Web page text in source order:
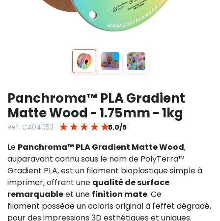
Panchroma™ PLA Gradient
Matte Wood - 1.75mm - 1kg
Ref. CA04053 ★ ★ ★ ★ ★5.0/5
Le Panchroma™ PLA Gradient Matte Wood,
auparavant connu sous le nom de PolyTerra™
Gradient PLA, est un filament bioplastique simple à
imprimer, offrant une qualité de surface
remarquableet une finition mate. Ce
filament possède un coloris original à l'effet dégradé,
pour des impressions 3D esthétiques et uniques.